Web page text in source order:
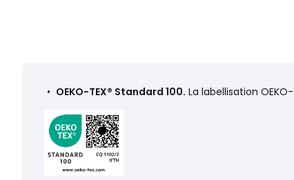
• OEKO-TEX® Standard 100. La labellisation